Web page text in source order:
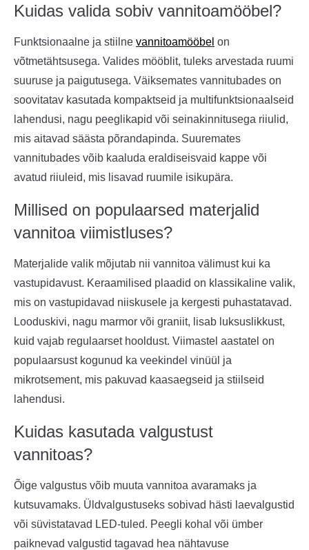
Kuidas valida sobiv vannitoamööbel?
Funktsionaalne ja stiilne vannitoamööbel on
võtmetähtsusega. Valides mööblit, tuleks arvestada ruumi
suuruse ja paigutusega. Väiksemates vannitubades on
soovitatav kasutada kompaktseid ja multifunktsionaalseid
lahendusi, nagu peeglikapid või seinakinnitusega riiulid,
mis aitavad säästa põrandapinda. Suuremates
vannitubades võib kaaluda eraldiseisvaid kappe või
avatud riiuleid, mis lisavad ruumile isikupära.
Millised on populaarsed materjalid
vannitoa viimistluses?
Materjalide valik mõjutab nii vannitoa välimust kui ka
vastupidavust. Keraamilised plaadid on klassikaline valik,
mis on vastupidavad niiskusele ja kergesti puhastatavad.
Looduskivi, nagu marmor või graniit, lisab luksuslikkust,
kuid vajab regulaarset hooldust. Viimastel aastatel on
populaarsust kogunud ka veekindel vinüül ja
mikrotsement, mis pakuvad kaasaegseid ja stiilseid
lahendusi.
Kuidas kasutada valgustust
vannitoas?
Õige valgustus võib muuta vannitoa avaramaks ja
kutsuvamaks. Üldvalgustuseks sobivad hästi laevalgustid
või süvistatavad LED-tuled. Peegli kohal või ümber
paiknevad valgustid tagavad hea nähtavuse